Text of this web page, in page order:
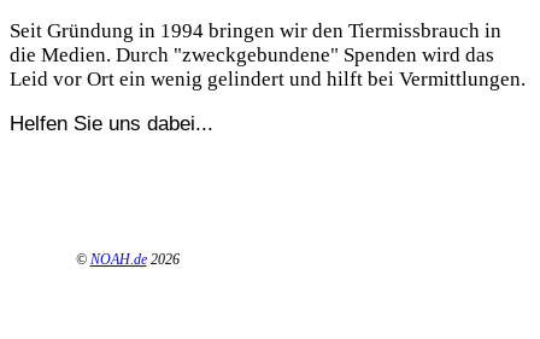
Seit Gründung in 1994 bringen wir den Tiermissbrauch in
die Medien. Durch "zweckgebundene" Spenden wird das
Leid vor Ort ein wenig gelindert und hilft bei Vermittlungen.
Helfen Sie uns dabei...
© NOAH.de 2026